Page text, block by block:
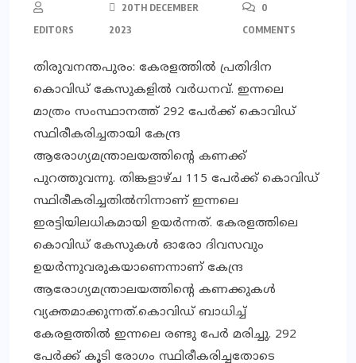
EDITORS
20TH DECEMBER
2023
0
COMMENTS
തിരുവനന്തപുരം: കേരളത്തില്‍ പ്രതിദിന
കൊവിഡ് കേസുകളില്‍ വര്‍ധനവ്. ഇന്നലെ
മാത്രം സംസ്ഥാനത്ത് 292 പേര്‍ക്ക് കൊവിഡ്
സ്ഥിരീകരിച്ചതായി കേന്ദ്ര
ആരോഗ്യമന്ത്രാലയത്തിന്റെ കണക്ക്
പുറത്തുവന്നു. തിങ്കളാഴ്ച 115 പേര്‍ക്ക് കൊവിഡ്
സ്ഥിരീകരിച്ചതില്‍നിന്നാണ് ഇന്നലെ
ഇരട്ടിയിലധികമായി ഉയര്‍ന്നത്. കേരളത്തിലെ
കൊവിഡ് കേസുകള്‍ ഓരോ ദിവസവും
ഉയര്‍ന്നുവരുകയാണെന്നാണ് കേന്ദ്ര
ആരോഗ്യമന്ത്രാലയത്തിന്റെ കണക്കുകള്‍
വ്യക്തമാക്കുന്നത്.കൊവിഡ് ബാധിച്ച്
കേരളത്തില്‍ ഇന്നലെ രണ്ടു പേര്‍ മരിച്ചു. 292
പേര്‍ക്ക് കൂടി രോഗം സ്ഥിരീകരിച്ചതോടെ